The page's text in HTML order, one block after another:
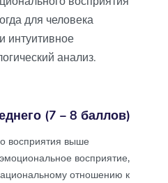
для человека
интуитивное
анализ.
(7 – 8 баллов)
восприятия выше
восприятие,
отношению к